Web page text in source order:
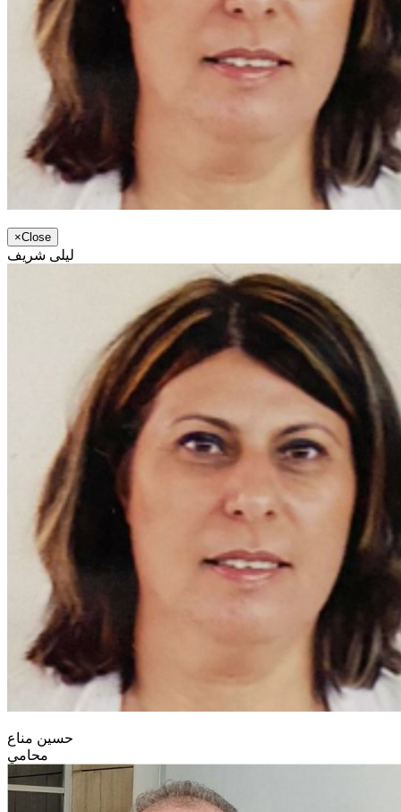
×Close
ليلى شريف
حسين مناع
محامي